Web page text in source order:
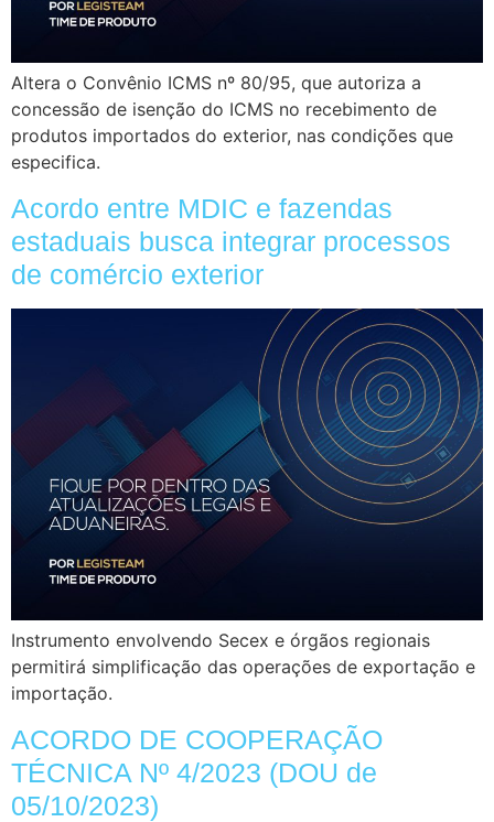
Altera o Convênio ICMS nº 80/95, que autoriza a
concessão de isenção do ICMS no recebimento de
produtos importados do exterior, nas condições que
especifica.
Acordo entre MDIC e fazendas
estaduais busca integrar processos
de comércio exterior
Instrumento envolvendo Secex e órgãos regionais
permitirá simplificação das operações de exportação e
importação.
ACORDO DE COOPERAÇÃO
TÉCNICA Nº 4/2023 (DOU de
05/10/2023)